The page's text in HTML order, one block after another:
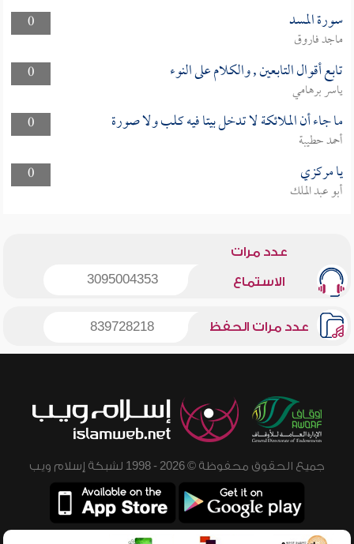
0
سورة المسد
ماجد فاروق
0
تابع أقوال التابعين , والكلام على النوء
ياسر برهامي
0
ما جاء أن الملائكة لا تدخل بيتا فيه كلب ولا صورة
أحمد حطيبة
0
يا مركزي
أبو عبد الملك
عدد مرات
الاستماع 3095004353
عدد مرات الحفظ 839728218
جميع الحقوق محفوظة © 2026 - 1998 لشبكة إسلام ويب